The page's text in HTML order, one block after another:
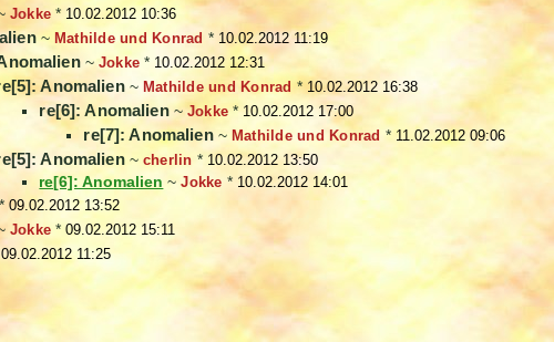
Jokke * 10.02.2012 10:36
~ Mathilde und Konrad * 10.02.2012 11:19
~ Jokke * 10.02.2012 12:31
Anomalien~ Mathilde und Konrad * 10.02.2012 16:38
re[6]: Anomalien~Jokke * 10.02.2012 17:00
re[7]: Anomalien~ Mathilde und Konrad * 11.02.2012 09:06
Anomalien~ cherlin * 10.02.2012 13:50
re[6]: Anomalien ~Jokke * 10.02.2012 14:01
*09.02.2012 13:52
Jokke *09.02.2012 15:11
09.02.2012 11:25